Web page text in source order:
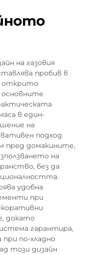
на газовия
пробив в
открито
в един-
на
подход
пред домакините,
на
без да
удобна
при
докато
гарантира,
по-хладно
този дизайн